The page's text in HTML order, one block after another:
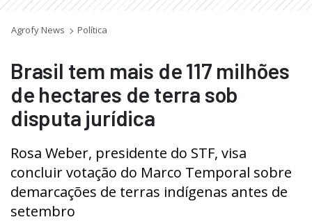
Agrofy News Política
Brasil tem mais de 117 milhões
de hectares de terra sob
disputa jurídica
Rosa Weber, presidente do STF, visa
concluir votação do Marco Temporal sobre
demarcações de terras indígenas antes de
setembro